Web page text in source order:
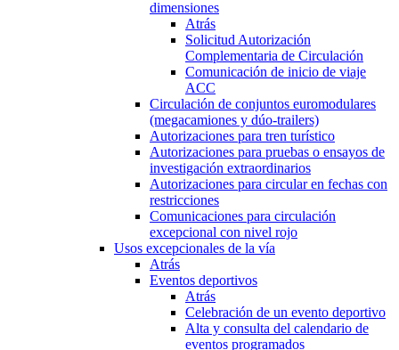
dimensiones
Atrás
Solicitud Autorización
Complementaria de Circulación
Comunicación de inicio de viaje
ACC
Circulación de conjuntos euromodulares
(megacamiones y dúo-trailers)
Autorizaciones para tren turístico
Autorizaciones para pruebas o ensayos de
investigación extraordinarios
Autorizaciones para circular en fechas con
restricciones
Comunicaciones para circulación
excepcional con nivel rojo
Usos excepcionales de la vía
Atrás
Eventos deportivos
Atrás
Celebración de un evento deportivo
Alta y consulta del calendario de
eventos programados